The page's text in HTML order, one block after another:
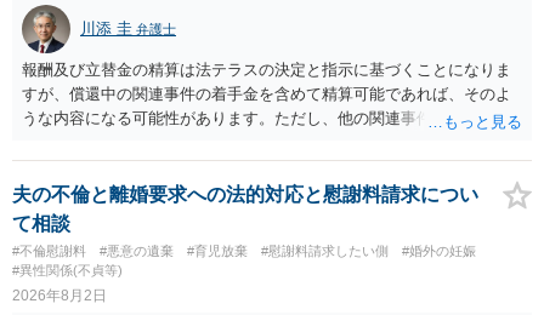
るのであれば，前向きに検討を進めるという考え方でもよいでしょ
う。慰謝料請求としては証拠として使えることが前提であり，その価
値と夫との関係との均衡のように思います。 ③行政書士に委任をして
いるのであれば，どのような内容の委任なのか不明ですが，その行政
書士との協議になると思います。請求するか，訴訟にするか，その点
の見極めや，相手方は性交類似行為は認めているのか，それさえも否
定しているのかによって，考え方・進め方は変わってくると思いま
す。 ④性交類似行為を認めているにもかかわらず支払を拒否するので
あれば，本人（行政書士でも同じだと思います。）への対応ではあま
り変わらないように思います。減額で折り合えるなら本人様の交渉で
もよいように思いますが，ゼロかどうかの観点であれば，訴訟に進む
しかなくなるようにも思います。そうしますと，お近くの弁護士に相
談して進めることを検討した方がよいようにも思います。
川添 圭 弁護士
報酬及び立替金の精算は法テラスの決定と指示に基づくことになりま
すが、償還中の関連事件の着手金を含めて精算可能であれば、そのよ
うな内容になる可能性があります。ただし、他の関連事件でも相手方
情によって対応が違いますので、法テラスへお尋ねいただいた方が確
実です。
夫の不倫と離婚要求への法的対応と慰謝料請求につい
て相談
#不倫慰謝料 #悪意の遺棄 #育児放棄 #慰謝料請求したい側
#婚外の妊娠
#異性関係(不貞等)
2026年8月2日